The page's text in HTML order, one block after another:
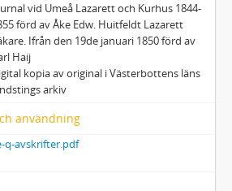
lappfogden Erik Bergström och prästen Vitalis Karnell
Fiskerinämnden i Västerbottens län 1919-1940
vid Umeå Lazarett och Kurhus 1844-
förd av Åke Edw. Huitfeldt Lazarett
Ifrån den 19de januari 1850 förd av
Haij
kopia av original i Västerbottens läns
arkiv
användning
q-avskrifter.pdf